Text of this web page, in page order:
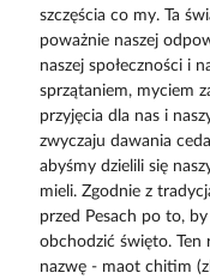
szczęścia co my. Ta
poważnie naszej
naszej społeczności i
sprzątaniem, myciem
przyjęcia dla nas i
zwyczaju dawania
abyśmy dzielili się
mieli. Zgodnie z
przed Pesach po to,
obchodzić święto. Ten
nazwę - maot chitim